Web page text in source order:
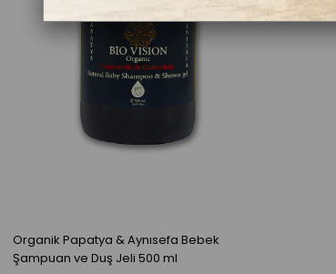
Organik Papatya & Aynısefa Bebek
Şampuan ve Duş Jeli 500 ml